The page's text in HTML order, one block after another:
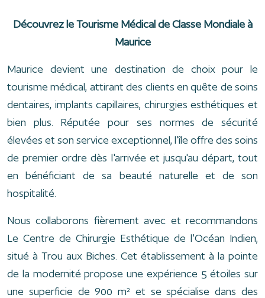
Découvrez le Tourisme Médical de Classe Mondiale à
Maurice
Maurice devient une destination de choix pour le
tourisme médical, attirant des clients en quête de soins
dentaires, implants capillaires, chirurgies esthétiques et
bien plus. Réputée pour ses normes de sécurité
élevées et son service exceptionnel, l'île offre des soins
de premier ordre dès l'arrivée et jusqu'au départ, tout
en bénéficiant de sa beauté naturelle et de son
hospitalité.
Nous collaborons fièrement avec et recommandons
Le Centre de Chirurgie Esthétique de l'Océan Indien,
situé à Trou aux Biches. Cet établissement à la pointe
de la modernité propose une expérience 5 étoiles sur
une superficie de 900 m² et se spécialise dans des